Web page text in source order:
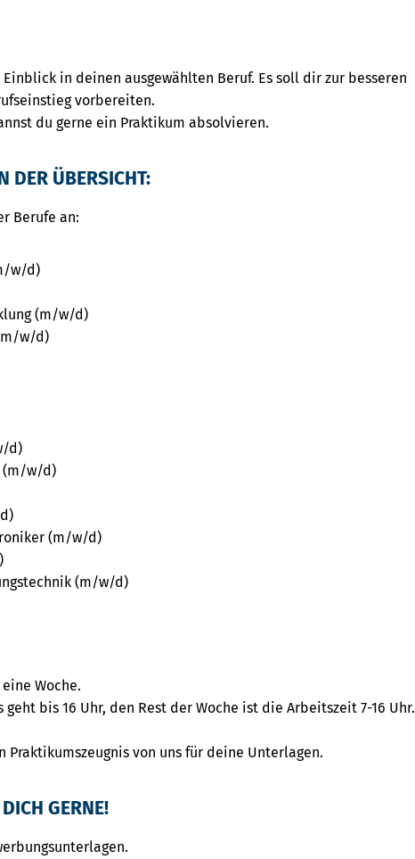
in deinen ausgewählten Beruf. Es soll dir zur besseren
vorbereiten.
du gerne ein Praktikum absolvieren.
DER ÜBERSICHT:
Berufe an:
w/d)
(m/w/d)
w/d)
d)
(m/w/d)
(m/w/d)
(m/w/d)
Woche.
bis 16 Uhr, den Rest der Woche ist die Arbeitszeit 7-16 Uhr.
Praktikumszeugnis von uns für deine Unterlagen.
GERNE!